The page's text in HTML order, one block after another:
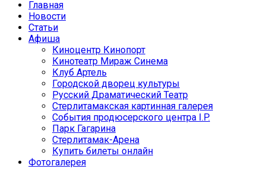
Главная
Новости
Статьи
Афиша
Киноцентр Кинопорт
Кинотеатр Мираж Синема
Клуб Артель
Городской дворец культуры
Русский Драматический Театр
Стерлитамакская картинная галерея
События продюсерского центра I.P.
Парк Гагарина
Стерлитамак-Арена
Купить билеты онлайн
Фотогалерея